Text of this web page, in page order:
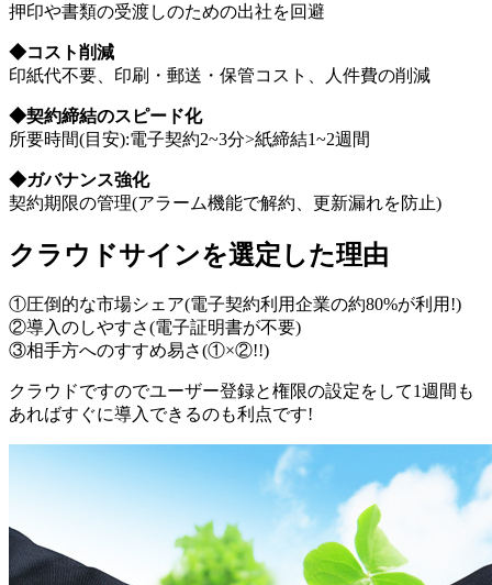
押印や書類の受渡しのための出社を回避
◆コスト削減
印紙代不要、印刷・郵送・保管コスト、人件費の削減
◆契約締結のスピード化
所要時間(目安):電子契約2~3分>紙締結1~2週間
◆ガバナンス強化
契約期限の管理(アラーム機能で解約、更新漏れを防止)
クラウドサインを選定した理由
①圧倒的な市場シェア(電子契約利用企業の約80%が利用!)
②導入のしやすさ(電子証明書が不要)
③相手方へのすすめ易さ(①×②!!)
クラウドですのでユーザー登録と権限の設定をして1週間も
あればすぐに導入できるのも利点です!